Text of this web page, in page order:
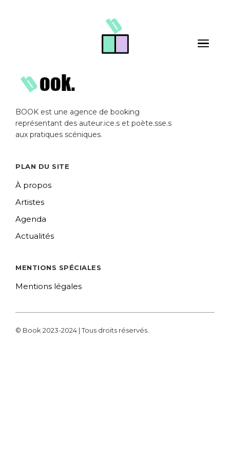
Toggle
BOOK est une agence de booking
représentant des auteur.ice.s et poète.sse.s
aux pratiques scéniques.
PLAN DU SITE
À propos
Artistes
Agenda
Actualités
MENTIONS SPÉCIALES
Mentions légales
© Book 2023-2024 | Tous droits réservés.